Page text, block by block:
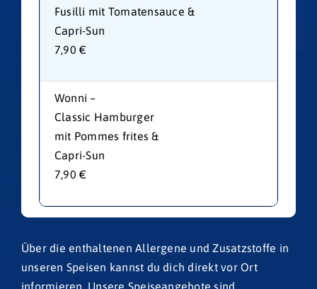
Fusilli mit Tomatensauce &
Capri-Sun
7,90 €
Wonni –
Classic Hamburger
mit Pommes frites &
Capri-Sun
7,90 €
Über die enthaltenen Allergene und Zusatzstoffe in
unseren Speisen kannst du dich direkt vor Ort